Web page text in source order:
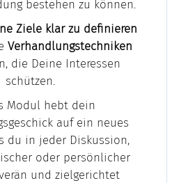
bestehen zu können.
Ziele klar zu definieren
Verhandlungstechniken
die Deine Interessen
schützen.
Modul hebt dein
auf ein neues
du in jeder Diskussion,
oder persönlicher
und zielgerichtet